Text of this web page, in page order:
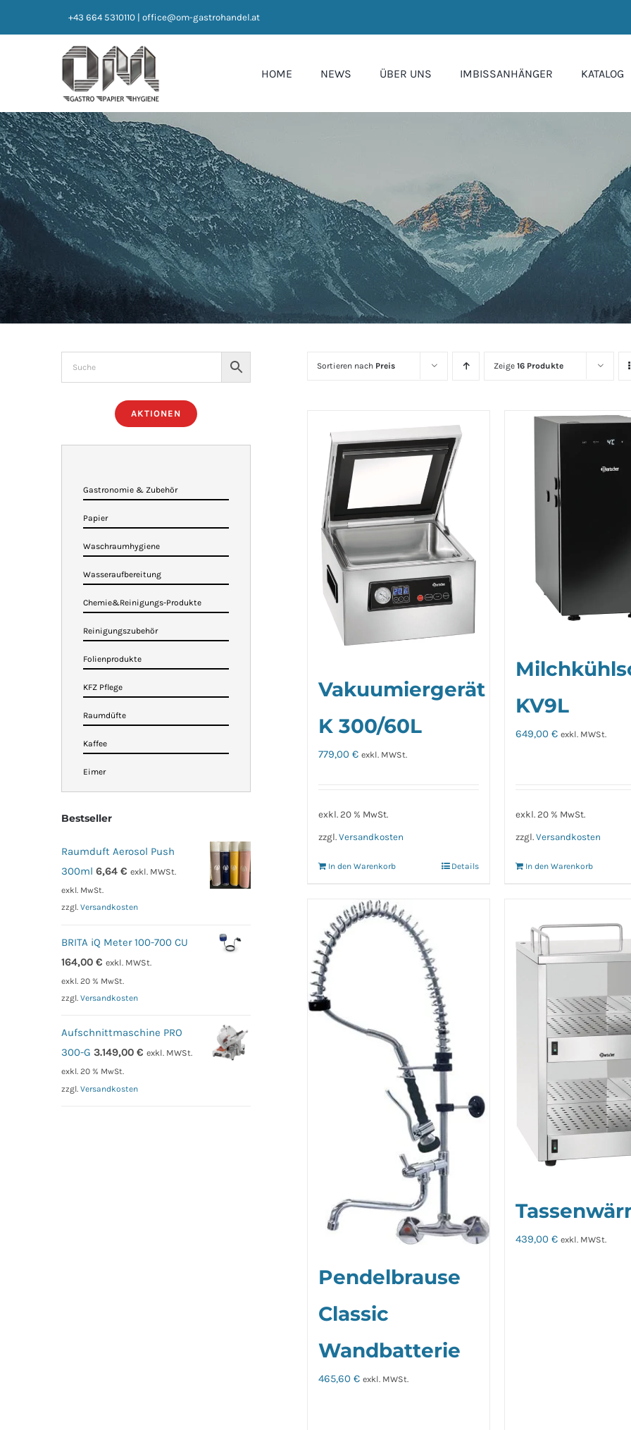
+43 664 5310110 office@om-gastrohandel.at
HOME NEWS ÜBER UNS IMBISSANHÄNGER KATALOG
Sortieren nach Preis Zeige16 Produkte
Vakuumiergerät
K 300/60L
779,00€ exkl. MWSt.
exkl. 20 % MwSt.
zzgl.Versandkosten
In den Warenkorb Details
KV9L
649,00€ exkl. MWSt.
exkl. 20 % MwSt.
zzgl.Versandkosten
In den Warenkorb
Pendelbrause
Classic
Wandbatterie
465,60€ exkl. MWSt.
439,00€ exkl. MWSt.
AKTIONEN
Gastronomie & Zubehör
Papier
Waschraumhygiene
Wasseraufbereitung
Chemie&Reinigungs-Produkte
Reinigungszubehör
Folienprodukte
KFZ Pflege
Raumdüfte
Kaffee
Eimer
Bestseller
Raumduft Aerosol Push
300ml 6,64 € exkl. MWSt.
exkl. MwSt.
zzgl. Versandkosten
BRITA iQ Meter 100-700 CU
164,00 € exkl. MWSt.
exkl. 20 % MwSt.
zzgl. Versandkosten
Aufschnittmaschine PRO
300-G 3.149,00 € exkl. MWSt.
exkl. 20 % MwSt.
zzgl. Versandkosten